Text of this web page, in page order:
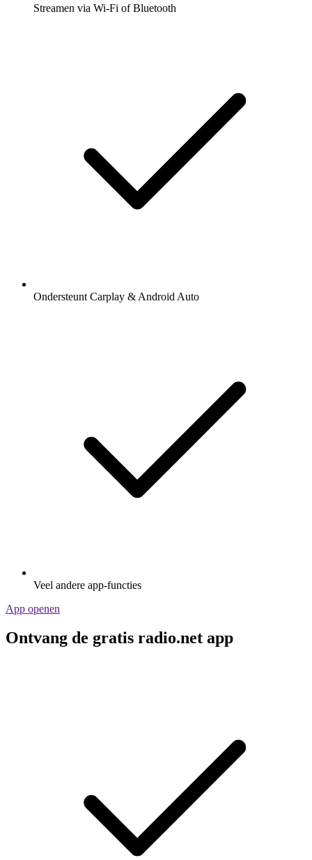
Streamen via Wi-Fi of Bluetooth
Ondersteunt Carplay & Android Auto
Veel andere app-functies
App openen
Ontvang de gratis radio.net app